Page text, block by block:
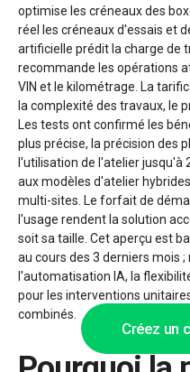
optimise les créneaux des
réel les créneaux d'essais et
artificielle prédit la charge de
recommande les opérations
VIN et le kilométrage. La
la complexité des travaux, le
Les tests ont confirmé les
plus précise, la précision des
l'utilisation de l'atelier jusqu'à
aux modèles d'atelier
multi-sites. Le forfait de
l'usage rendent la solution
soit sa taille. Cet aperçu est
au cours des 3 derniers mois
l'automatisation IA, la
pour les interventions
combinés.
Créez un